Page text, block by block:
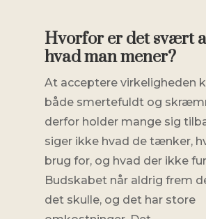
Hvorfor er det svært
hvad man mener?
At acceptere virkeligheden
både smertefuldt og
derfor holder mange sig
siger ikke hvad de tænker,
brug for, og hvad der ikke
Budskabet når aldrig frem
det skulle, og det har store